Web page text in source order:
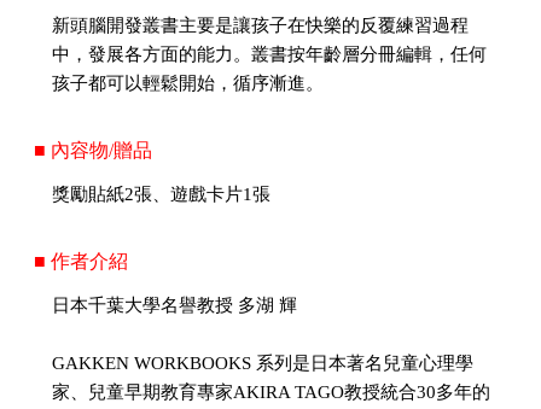
新頭腦開發叢書主要是讓孩子在快樂的反覆練習過程
中，發展各方面的能力。叢書按年齡層分冊編輯，任何
孩子都可以輕鬆開始，循序漸進。
■ 內容物/贈品
獎勵貼紙2張、遊戲卡片1張
■ 作者介紹
日本千葉大學名譽教授 多湖 輝
GAKKEN WORKBOOKS 系列是日本著名兒童心理學
家、兒童早期教育專家AKIRA TAGO教授統合30多年的